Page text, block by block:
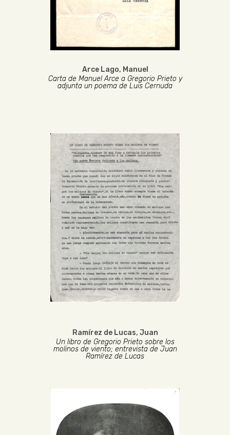
Arce Lago, Manuel
Carta de Manuel Arce a Gregorio Prieto y
adjunta un poema de Luis Cernuda
Ramírez de Lucas, Juan
Un libro de Gregorio Prieto sobre los
molinos de viento; entrevista de Juan
Ramírez de Lucas